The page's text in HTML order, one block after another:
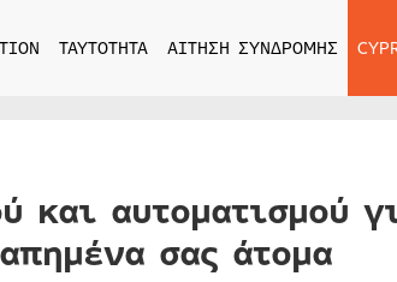
ΤΑΥΤΟΤΗΤΑ ΑΙΤΗΣΗ ΣΥΝΔΡΟΜΗΣ
αυτοματισμού
σας άτομα